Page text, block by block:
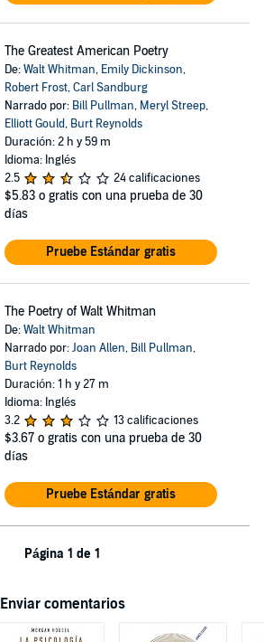
The Greatest American Poetry
De:Walt Whitman, Emily Dickinson,
Robert Frost,Carl Sandburg
Narrado por: Bill Pullman, Meryl Streep,
Elliott Gould, Burt Reynolds
Duración: 2 h y 59 m
Idioma: Inglés
2.5
24 calificaciones
$5.83 o gratis con una prueba de 30
días
Pruebe Estándar gratis
The Poetry of Walt Whitman
De:Walt Whitman
Narrado por:Joan Allen, Bill Pullman,
Burt Reynolds
Duración: 1 h y 27 m
Idioma: Inglés
3.2
13 calificaciones
$3.67 o gratis con una prueba de 30
días
Pruebe Estándar gratis
Página 1 de 1
Enviar comentarios